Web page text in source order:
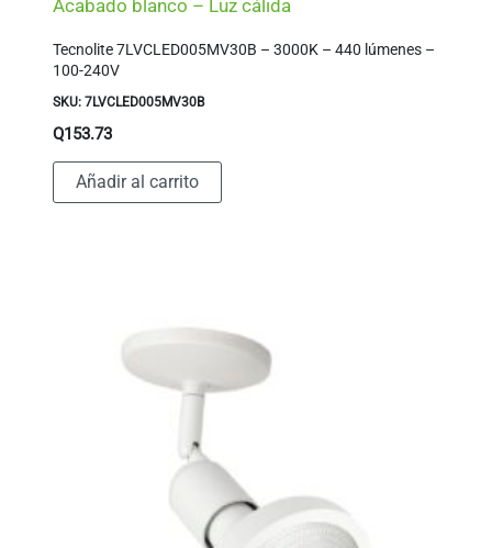
Acabado blanco – Luz cálida
Tecnolite 7LVCLED005MV30B – 3000K – 440 lúmenes –
100-240V
SKU: 7LVCLED005MV30B
Q153.73
Añadir al carrito